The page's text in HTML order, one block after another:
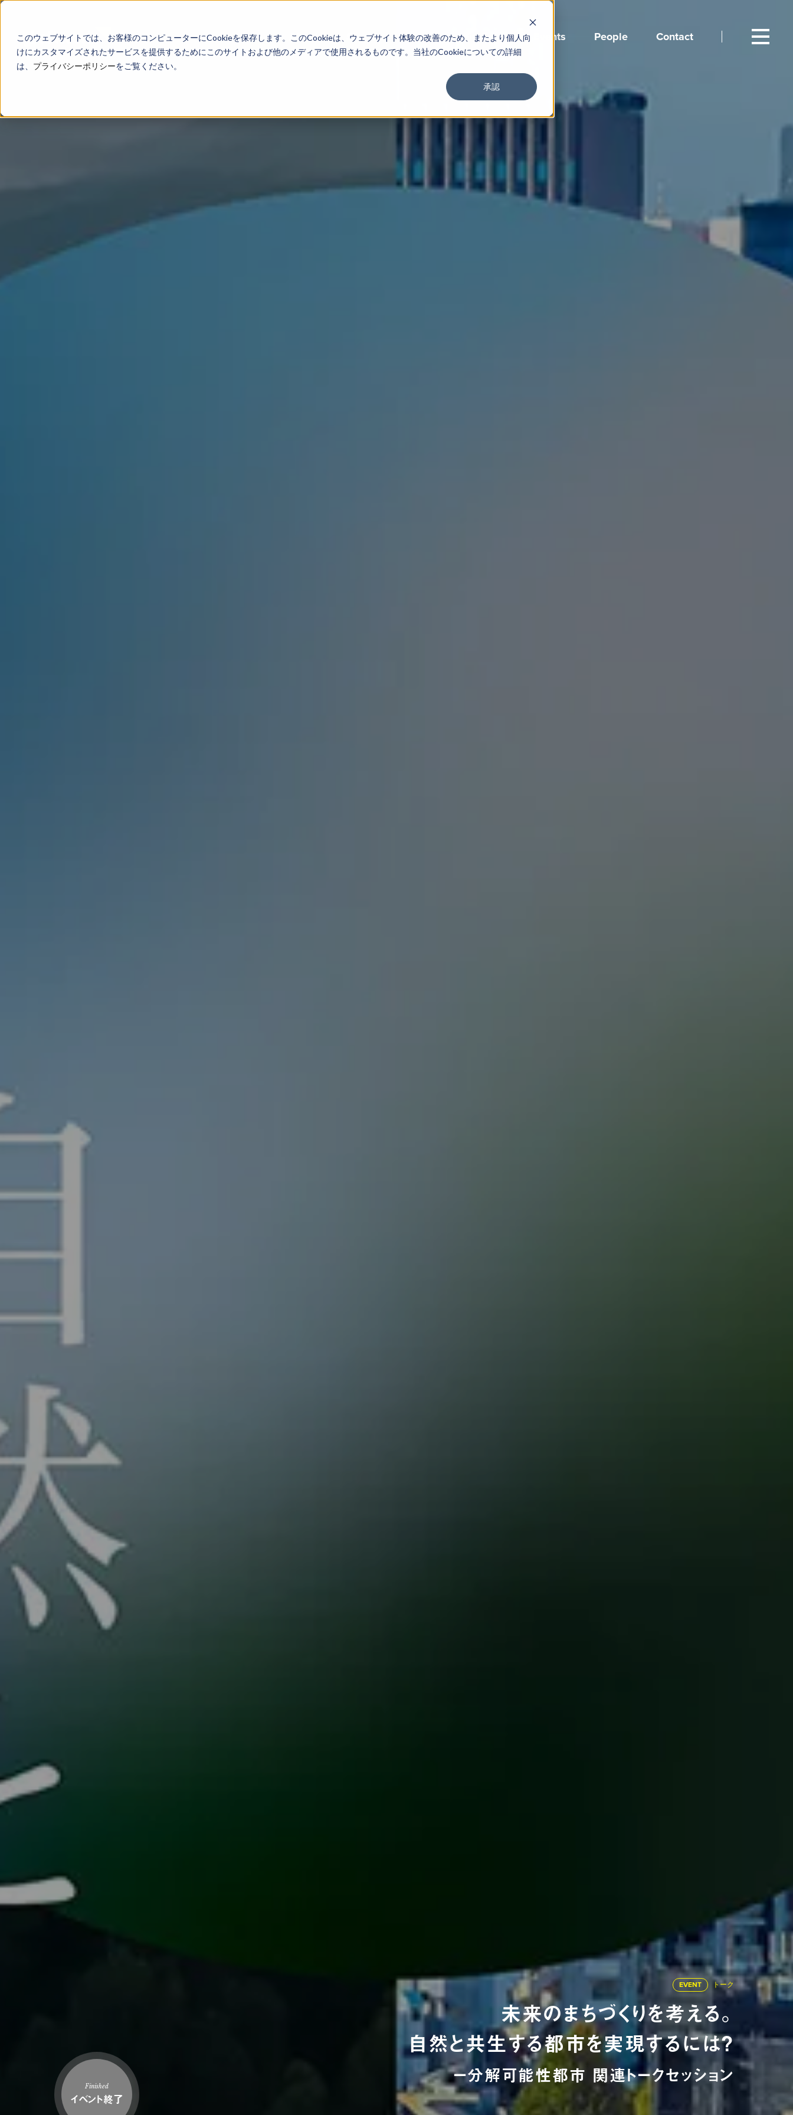
このウェブサイトでは、お客様のコンピューターにCookieを保存します。このCookieは、ウェブサイト体験の改善のため、またより個人向
けにカスタマイズされたサービスを提供するためにこのサイトおよび他のメディアで使用されるものです。当社のCookieについての詳細
は、 プライバシーポリシーをご覧ください。
承認
About Service Work Findings Events People Contact
EVENT トーク
未来のまちづくりを考える。
自然と共生する都市を実現するには？
ー分解可能性都市 関連トークセッション
Finished
イベント終了